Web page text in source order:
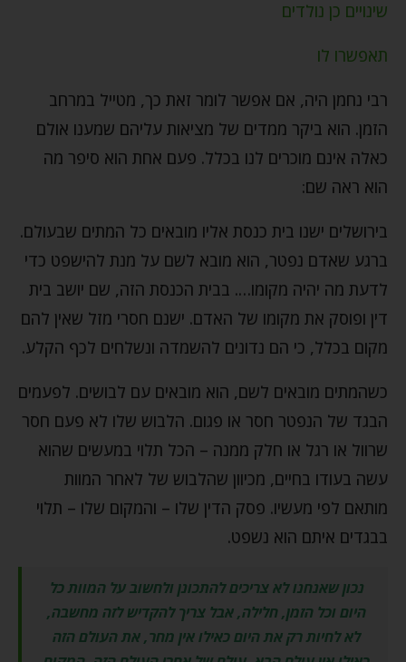
שינויים כן נולדים
תאפשרו לו
רבי נחמן היה, אם אפשר לומר זאת כך, מטייל במרחב
הזמן. הוא ביקר ממדים של מציאות עליהם שמענו אולם
כאלה אינם מוכרים לנו בכלל. פעם אחת הוא סיפר מה
הוא ראה שם:
בירושלים ישנו בית כנסת אליו מובאים כל המתים שבעולם.
ברגע שאדם נפטר, הוא מובא לשם על מנת להישפט כדי
לדעת מה יהיה מקומו…. בבית הכנסת הזה, שם יושב בית
דין ופוסק את מקומו של האדם. ישנם חסרי מזל שאין להם
מקום בכלל, כי הם נדונים להשמדה ונשלחים לכף הקלע.
כשהמתים מובאים לשם, הוא מובאים עם לבושים. לפעמים
הבגד של הנפטר חסר או פגום. הלבוש שלו לא פעם חסר
שרוול או רגל או חלק ממנה – הכל תלוי במעשים שהוא
עשה בעודו בחיים, מכיוון שהלבוש של לאחר המוות
מותאם לפי מעשיו. פסק הדין שלו – והמקום שלו – תלוי
בבגדים איתם הוא נשפט.
נכון שאנחנו לא צריכים להתכונן ולחשוב על המוות כל
היום וכל הזמן, חלילה, אבל צריך להקדיש לזה מחשבה,
לא לחיות רק את היום כאילו אין מחר, את העולם הזה